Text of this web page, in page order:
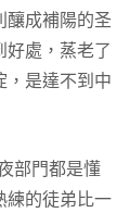
釀成補陽的圣
處，蒸老了
，是達不到中
部門都是懂
練的徒弟比一